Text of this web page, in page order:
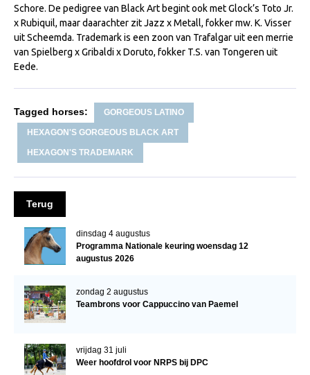
Veulen registratie
NRPS-Boegbeeld
Cornage
Röntgenonderzoek
WBSFH
Hengstenselectie
Informatie Hengstenkeuring
ZADEL 2026
Verrichtingsonderzoek NRPS
Verrichtingsonderzoek 2024-2025
Schore. De pedigree van Black Art begint ook met Glock’s Toto Jr.
x Rubiquil, maar daarachter zit Jazz x Metall, fokker mw. K. Visser
uit Scheemda. Trademark is een zoon van Trafalgar uit een merrie
van Spielberg x Gribaldi x Doruto, fokker T.S. van Tongeren uit
Eede.
Tagged horses: GORGEOUS LATINO
HEXAGON'S GORGEOUS BLACK ART
HEXAGON'S TRADEMARK
Terug
dinsdag 4 augustus
Programma Nationale keuring woensdag 12
augustus 2026
zondag 2 augustus
Teambrons voor Cappuccino van Paemel
vrijdag 31 juli
Weer hoofdrol voor NRPS bij DPC